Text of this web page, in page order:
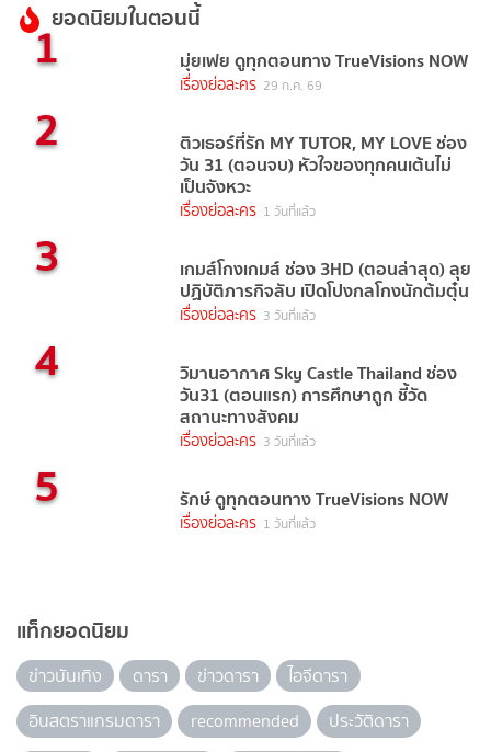
ยอดนิยมในตอนนี้
1 มุ่ยเฟย ดูทุกตอนทาง TrueVisions NOW
เรื่องย่อละคร 29 ก.ค. 69
2 ติวเธอร์ที่รัก MY TUTOR, MY LOVE ช่อง
วัน 31 (ตอนจบ) หัวใจของทุกคนเต้นไม่
เป็นจังหวะ
เรื่องย่อละคร 1 วันที่แล้ว
3 เกมส์โกงเกมส์ ช่อง 3HD (ตอนล่าสุด) ลุย
ปฏิบัติภารกิจลับ เปิดโปงกลโกงนักต้มตุ๋น
เรื่องย่อละคร 3 วันที่แล้ว
4 วิมานอากาศ Sky Castle Thailand ช่อง
วัน31 (ตอนแรก) การศึกษาถูก ชี้วัด
สถานะทางสังคม
เรื่องย่อละคร 3 วันที่แล้ว
5 รักษ์ ดูทุกตอนทาง TrueVisions NOW
เรื่องย่อละคร 1 วันที่แล้ว
แท็กยอดนิยม
ข่าวบันเทิง ดารา ข่าวดารา
ไอจีดารา
อินสตราแกรมดารา
recommended
ประวัติดารา